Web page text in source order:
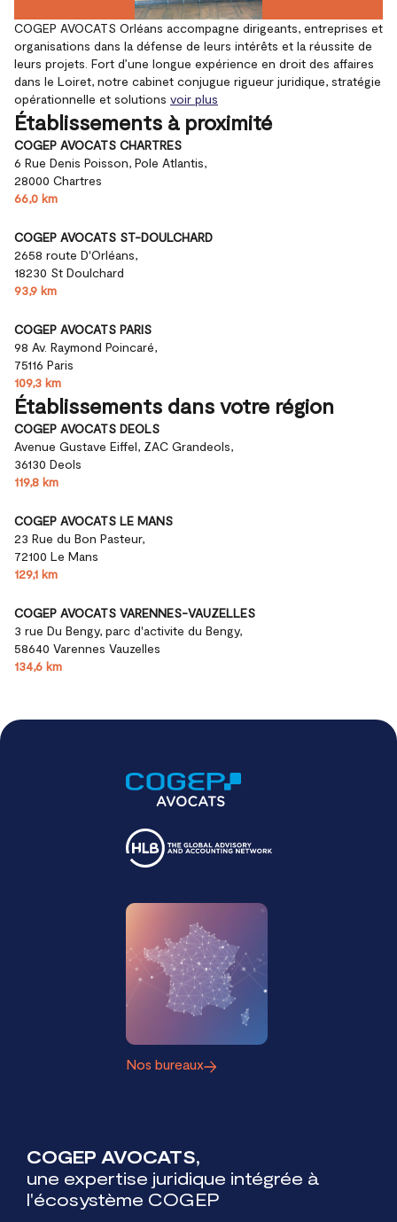
COGEP AVOCATS Orléans accompagne dirigeants, entreprises et
organisations dans la défense de leurs intérêts et la réussite de
leurs projets. Fort d’une longue expérience en droit des affaires
dans le Loiret, notre cabinet conjugue rigueur juridique, stratégie
opérationnelle et solutions voir plus
Établissements à proximité
COGEP AVOCATS CHARTRES
6 Rue Denis Poisson, Pole Atlantis,
28000 Chartres
66,0 km
COGEP AVOCATS ST-DOULCHARD
2658 route D'Orléans,
18230 St Doulchard
93,9 km
COGEP AVOCATS PARIS
98 Av. Raymond Poincaré,
75116 Paris
109,3 km
Établissements dans votre région
COGEP AVOCATS DEOLS
Avenue Gustave Eiffel, ZAC Grandeols,
36130 Deols
119,8 km
COGEP AVOCATS LE MANS
23 Rue du Bon Pasteur,
72100 Le Mans
129,1 km
COGEP AVOCATS VARENNES-VAUZELLES
3 rue Du Bengy, parc d'activite du Bengy,
58640 Varennes Vauzelles
134,6 km
Nos bureaux
COGEP AVOCATS,
une expertise juridique intégrée à
l'écosystème COGEP